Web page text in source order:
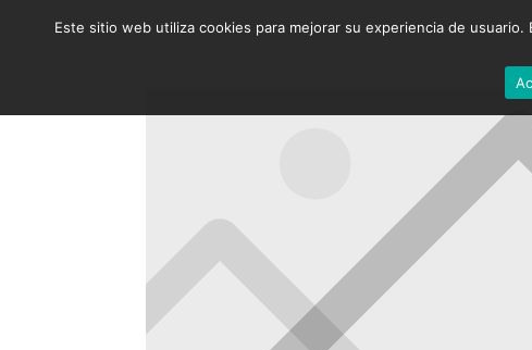
Este sitio web utiliza cookies para mejorar su experiencia de usuario.